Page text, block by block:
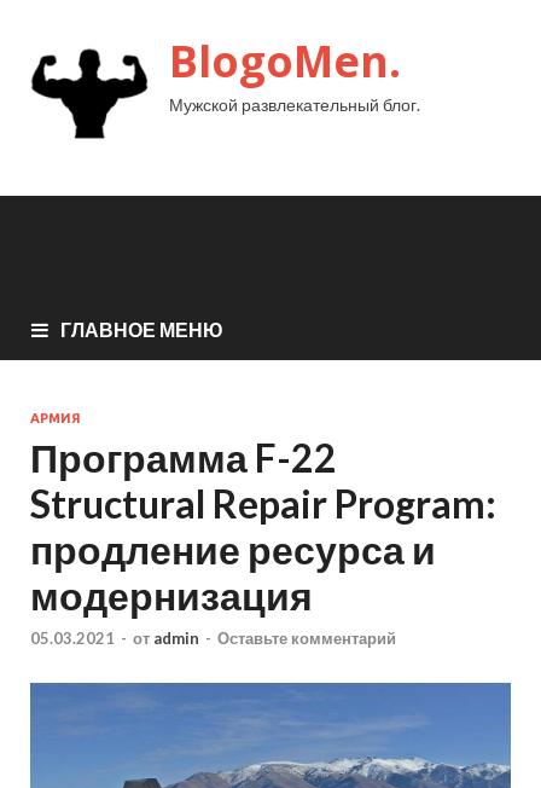
BlogoMen.
Мужской развлекательный блог.
ГЛАВНОЕ МЕНЮ
АРМИЯ
Программа F-22
Structural Repair Program:
продление ресурса и
модернизация
05.03.2021 - от admin - Оставьте комментарий